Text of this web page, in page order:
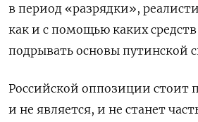
в период «разрядки»,
как и с помощью каких
подрывать основы путинской
Российской оппозиции стоит
и не является, и не станет